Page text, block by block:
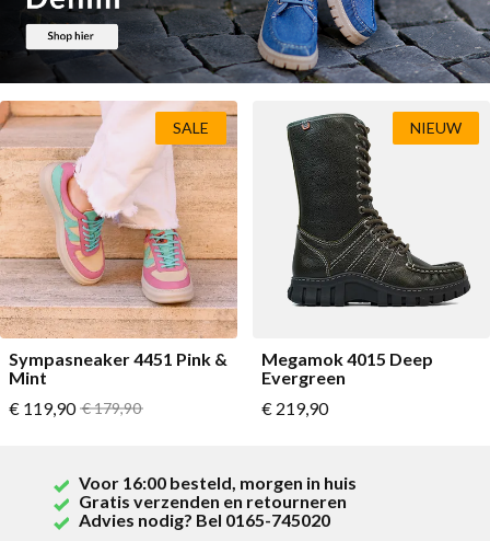
Sympasneaker 4451 Pink &
Mint
Vanaf
€ 119,90 Normale prijs
€ 179,90
SALE
Megamok 4015 Deep
Evergreen
Vanaf
€ 219,90
NIEUW
Voor 16:00 besteld, morgen in huis
Gratis verzenden en retourneren
Advies nodig? Bel 0165-745020